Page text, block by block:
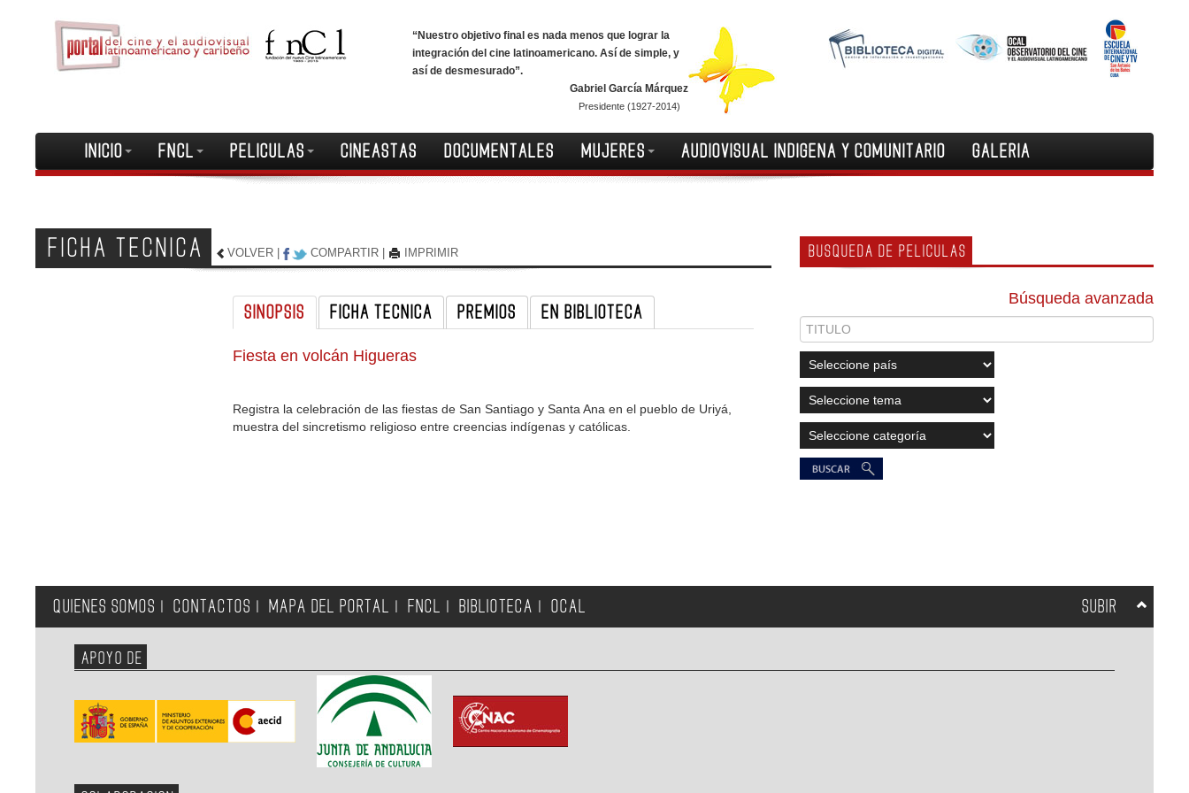
“Nuestro objetivo final es nada menos que lograr la
integración del cine latinoamericano. Así de simple, y
así de desmesurado”.
Gabriel García Márquez
Presidente (1927-2014)
INICIO FNCL PELICULAS CINEASTAS DOCUMENTALES MUJERES AUDIOVISUAL INDIGENA Y COMUNITARIO GALERIA
FICHA TECNICA VOLVER COMPARTIR IMPRIMIR
SINOPSIS FICHA TECNICA PREMIOS EN BIBLIOTECA
Fiesta en volcán Higueras
Registra la celebración de las fiestas de San Santiago y Santa Ana en el pueblo de Uriyá,
muestra del sincretismo religioso entre creencias indígenas y católicas.
BUSQUEDA DE PELICULAS
Búsqueda avanzada
QUIENES SOMOS CONTACTOS MAPA DEL PORTAL FNCL BIBLIOTECA OCAL SUBIR
APOYO DE